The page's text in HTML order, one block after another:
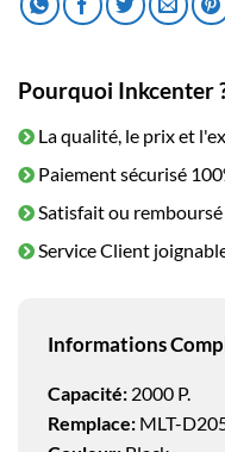
Pourquoi Inkcenter
La qualité, le prix et
Paiement sécurisé
Satisfait ou remboursé
Service Client
Informations
Capacité: 2000 P.
Remplace: MLT-